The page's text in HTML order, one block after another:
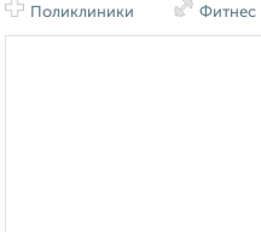
Поликлиники Фитнес